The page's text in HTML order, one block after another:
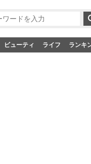
ビューティ ライフ ランキ